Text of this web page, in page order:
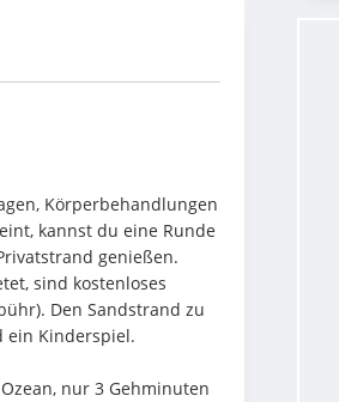
Körperbehandlungen
kannst du eine Runde
genießen.
sind kostenloses
Den Sandstrand zu
ein Kinderspiel.
nur 3 Gehminuten